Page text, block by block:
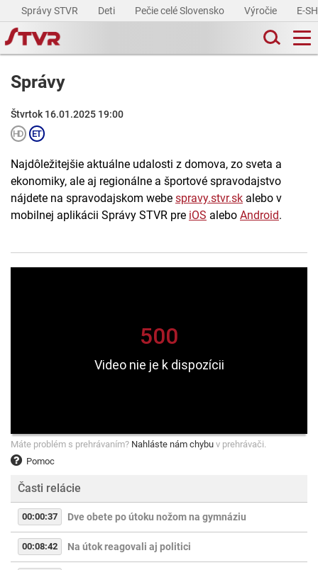
Správy STVR Deti Pečie celé Slovensko Výročie E-
Správy
Štvrtok 16.01.2025 19:00
Najdôležitejšie aktuálne udalosti z domova, zo sveta a
ekonomiky, ale aj regionálne a športové spravodajstvo
nájdete na spravodajskom webe spravy.stvr.sk alebo v
mobilnej aplikácii Správy STVR pre iOS alebo Android.
Pomoc
Máte problém s prehrávaním? Nahláste nám chybu v prehrávači.
Časti relácie
00:00:37 Dve obete po útoku nožom na gymnáziu
00:08:42 Na útok reagovali aj politici